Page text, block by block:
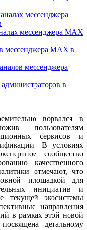
мессенджера
мессенджера MAX
мессенджера MAX в
мессенджера
в
ворвался в
пользователям
сервисов и
В условиях
сообщество
качественного
отмечают, что
площадкой для
инициатив и
текущей экосистемы
направления
в рамках этой новой
детальному